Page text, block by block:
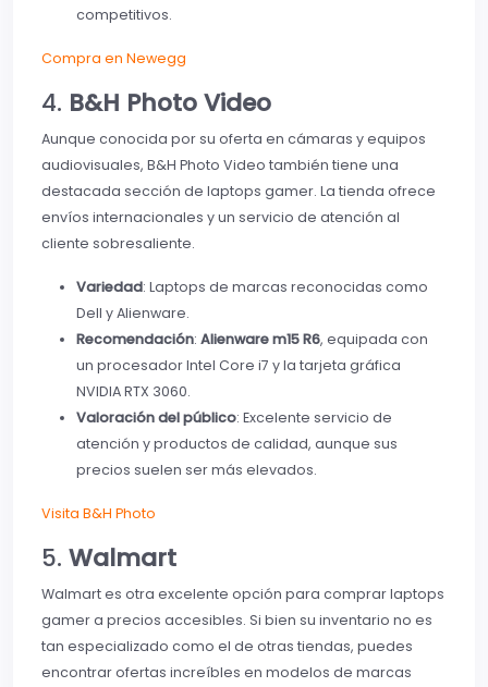
competitivos.
Compra en Newegg
4. B&H Photo Video
Aunque conocida por su oferta en cámaras y equipos
audiovisuales, B&H Photo Video también tiene una
destacada sección de laptops gamer. La tienda ofrece
envíos internacionales y un servicio de atención al
cliente sobresaliente.
Variedad: Laptops de marcas reconocidas como
Dell y Alienware.
Recomendación: Alienware m15 R6, equipada con
un procesador Intel Core i7 y la tarjeta gráfica
NVIDIA RTX 3060.
Valoración del público: Excelente servicio de
atención y productos de calidad, aunque sus
precios suelen ser más elevados.
Visita B&H Photo
5. Walmart
Walmart es otra excelente opción para comprar laptops
gamer a precios accesibles. Si bien su inventario no es
tan especializado como el de otras tiendas, puedes
encontrar ofertas increíbles en modelos de marcas